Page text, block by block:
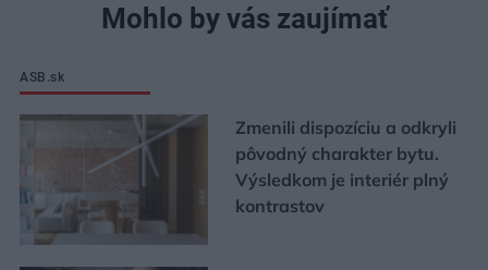
Mohlo by vás zaujímať
ASB.sk
Zmenili dispozíciu a odkryli
pôvodný charakter bytu.
Výsledkom je interiér plný
kontrastov